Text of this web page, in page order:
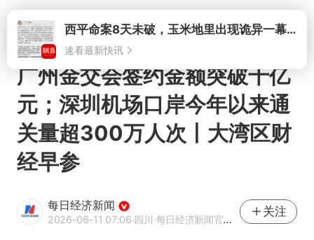
打开西平命案8天未破，玉米地里出现诡异一幕，我突然想起了欧金中
速看最新快讯
广州金交会签约金额突破千亿
元；深圳机场口岸今年以来通
关量超300万人次丨大湾区财
经早参
每日经济新闻
2026-06-11 07:06·四川·每日经济新闻官方网易号
关注